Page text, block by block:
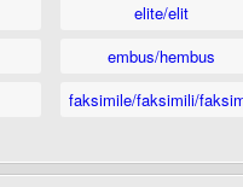
elite/elit
embus/hembus
faksimile/faksimili/